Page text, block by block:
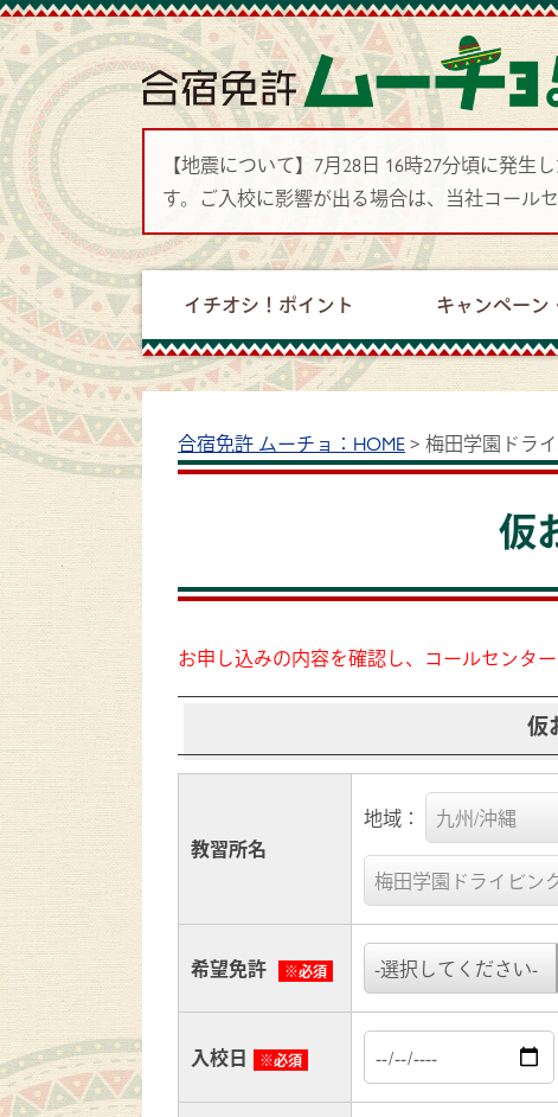
【地震について】7月28日 16時27分頃に発
す。ご入校に影響が出る場合は、当社コール
イチオシ！ポイント キャンペーン
合宿免許 ムーチョ：HOME> 梅田学園ドラ
仮
お申し込みの内容を確認し、コールセンタ
仮
教習所名
地域：
希望免許 ※必須
入校日 ※必須